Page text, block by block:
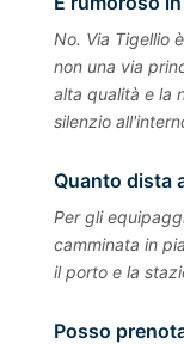
No. Via Tigellio
non una via
alta qualità e la
silenzio
Quanto dista
Per gli
camminata in
il porto e la
Posso